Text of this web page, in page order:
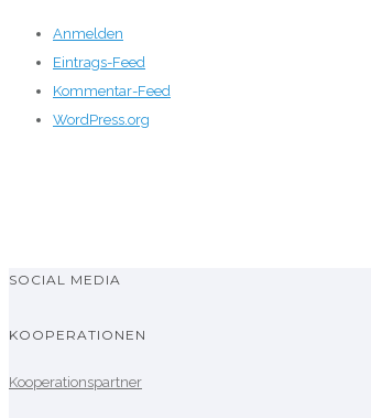
Anmelden
Eintrags-Feed
Kommentar-Feed
WordPress.org
SOCIAL MEDIA
KOOPERATIONEN
Kooperationspartner